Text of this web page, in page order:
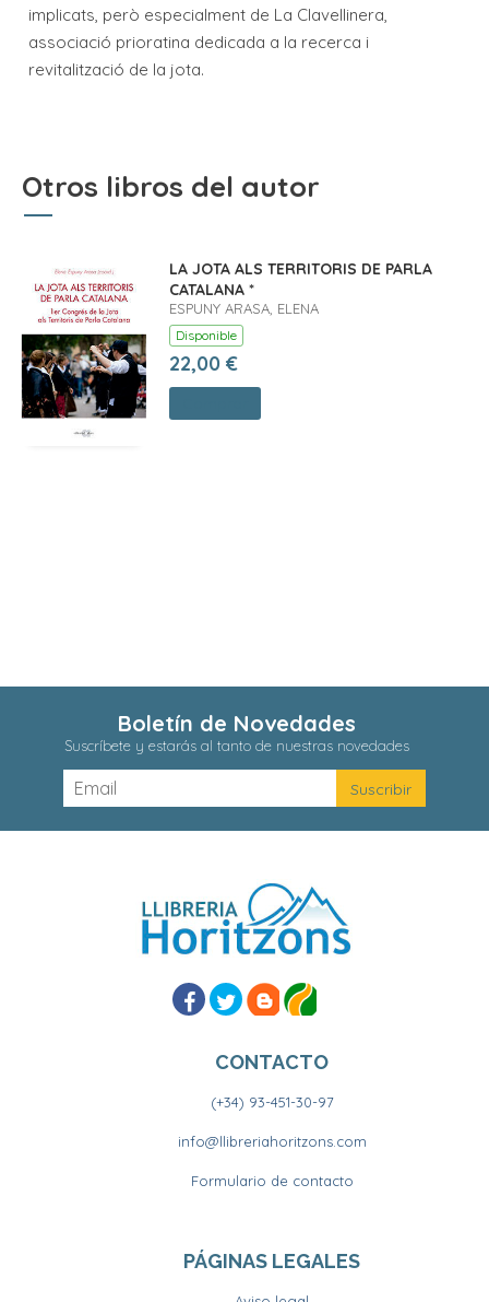
implicats, però especialment de La Clavellinera,
associació prioratina dedicada a la recerca i
revitalització de la jota.
Otros libros del autor
LA JOTA ALS TERRITORIS DE PARLA
CATALANA *
ESPUNY ARASA, ELENA
Disponible
22,00 €
Boletín de Novedades
Suscríbete y estarás al tanto de nuestras novedades
CONTACTO
(+34) 93-451-30-97
info@llibreriahoritzons.com
Formulario de contacto
PÁGINAS LEGALES